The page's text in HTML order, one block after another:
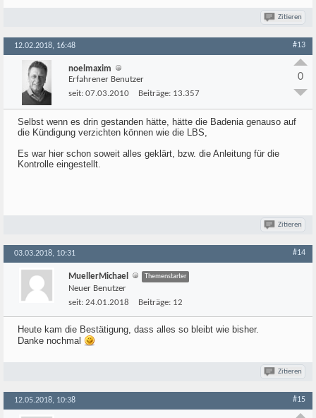
Zitieren
12.02.2018, 16:48 #13
noelmaxim
Erfahrener Benutzer
seit: 07.03.2010 Beiträge: 13.357
0
Selbst wenn es drin gestanden hätte, hätte die Badenia genauso auf
die Kündigung verzichten können wie die LBS,
Es war hier schon soweit alles geklärt, bzw. die Anleitung für die
Kontrolle eingestellt.
Zitieren
03.03.2018, 10:31 #14
MuellerMichael Themenstarter
Neuer Benutzer
seit: 24.01.2018 Beiträge: 12
Heute kam die Bestätigung, dass alles so bleibt wie bisher.
Danke nochmal
Zitieren
12.05.2018, 10:38 #15